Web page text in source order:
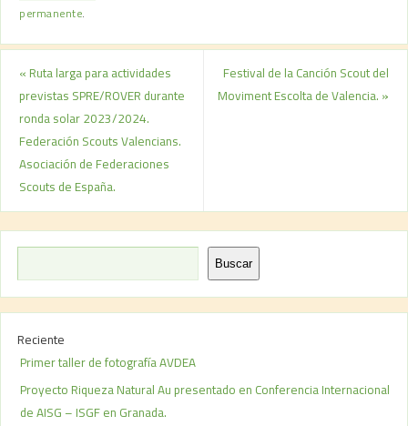
permanente.
« Ruta larga para actividades
previstas SPRE/ROVER durante
ronda solar 2023/2024.
Federación Scouts Valencians.
Asociación de Federaciones
Scouts de España.
Festival de la Canción Scout del
Moviment Escolta de Valencia. »
Buscar
Reciente
Primer taller de fotografía AVDEA
Proyecto Riqueza Natural Au presentado en Conferencia Internacional
de AISG – ISGF en Granada.